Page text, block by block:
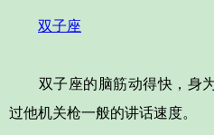
双子座
双子座的脑筋动得快，身为
过他机关枪一般的讲话速度。